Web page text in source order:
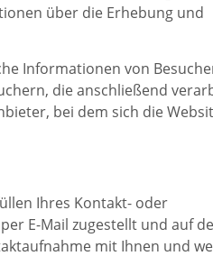
über die Erhebung und
Informationen von
die anschließend
bei dem sich die
Ihres Kontakt- oder
E-Mail zugestellt und auf
mit Ihnen und